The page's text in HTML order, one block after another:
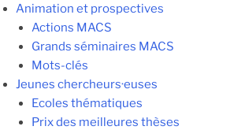
Animation et prospectives
Actions MACS
Grands séminaires MACS
Mots-clés
Jeunes chercheurs·euses
Ecoles thématiques
Prix des meilleures thèses